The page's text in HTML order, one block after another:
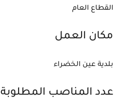
القطاع العام
مكان العمل
بلدية عين الخضراء
عدد المناصب المطلوبة